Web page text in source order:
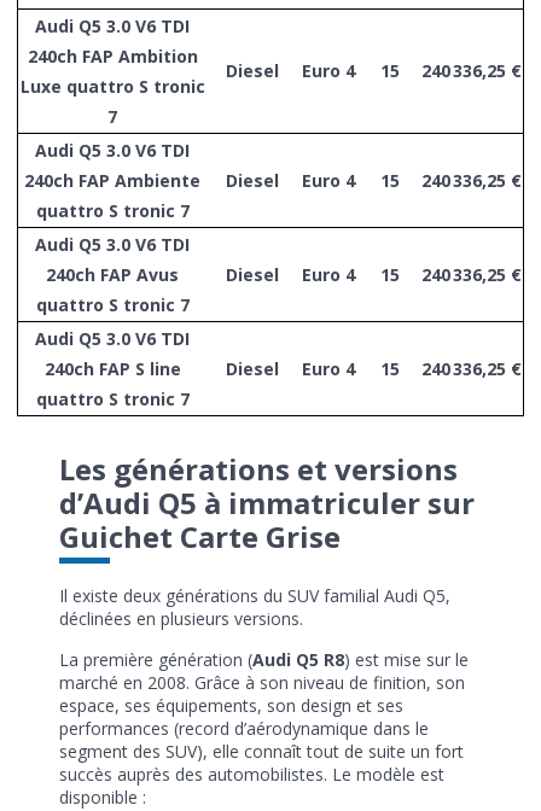
Audi Q5 3.0 V6 TDI
240ch FAP Ambition
Luxe quattro S tronic
7
Diesel Euro 4 15 240336,25 €
Audi Q5 3.0 V6 TDI
240ch FAP Ambiente
quattro S tronic 7
Diesel Euro 4 15 240336,25 €
Audi Q5 3.0 V6 TDI
240ch FAP Avus
quattro S tronic 7
Diesel Euro 4 15 240336,25 €
Audi Q5 3.0 V6 TDI
240ch FAP S line
quattro S tronic 7
Diesel Euro 4 15 240336,25 €
Les générations et versions
d’Audi Q5 à immatriculer sur
Guichet Carte Grise
Il existe deux générations du SUV familial Audi Q5,
déclinées en plusieurs versions.
La première génération (Audi Q5 R8) est mise sur le
marché en 2008. Grâce à son niveau de finition, son
espace, ses équipements, son design et ses
performances (record d’aérodynamique dans le
segment des SUV), elle connaît tout de suite un fort
succès auprès des automobilistes. Le modèle est
disponible :